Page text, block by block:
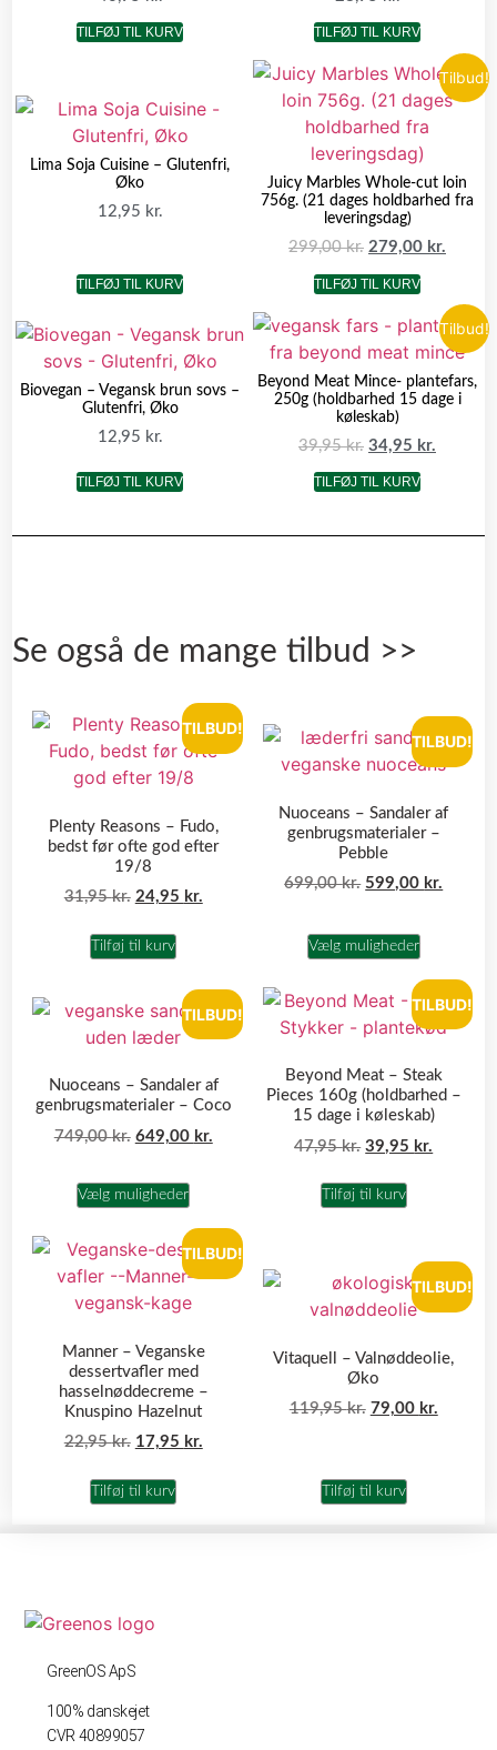
TILFØJ TIL KURV TILFØJ TIL KURV
Lima Soja Cuisine – Glutenfri,
Øko
12,95 kr.
TILFØJ TIL KURV
Tilbud!
Juicy Marbles Whole-cut loin
756g. (21 dages holdbarhed fra
leveringsdag)
299,00kr. 279,00 kr.
TILFØJ TIL KURV
Biovegan – Vegansk brun sovs –
Glutenfri, Øko
12,95 kr.
TILFØJ TIL KURV
Tilbud!
Beyond Meat Mince- plantefars,
250g (holdbarhed 15 dage i
køleskab)
39,95kr. 34,95 kr.
TILFØJ TIL KURV
Se også de mange tilbud >>
TILBUD!
Plenty Reasons – Fudo,
bedst før ofte god efter
19/8
31,95kr. 24,95 kr.
Tilføj til kurv
TILBUD!
Nuoceans – Sandaler af
genbrugsmaterialer –
Pebble
699,00kr. 599,00 kr.
Vælg muligheder
TILBUD!
Nuoceans – Sandaler af
genbrugsmaterialer – Coco
749,00kr. 649,00 kr.
Vælg muligheder
TILBUD!
Beyond Meat – Steak
Pieces 160g (holdbarhed –
15 dage i køleskab)
47,95kr. 39,95 kr.
Tilføj til kurv
TILBUD!
Manner – Veganske
dessertvafler med
hasselnøddecreme –
Knuspino Hazelnut
22,95kr. 17,95 kr.
Tilføj til kurv
TILBUD!
Vitaquell – Valnøddeolie,
Øko
119,95kr. 79,00 kr.
Tilføj til kurv
GreenOS ApS
100% danskejet
CVR 40899057